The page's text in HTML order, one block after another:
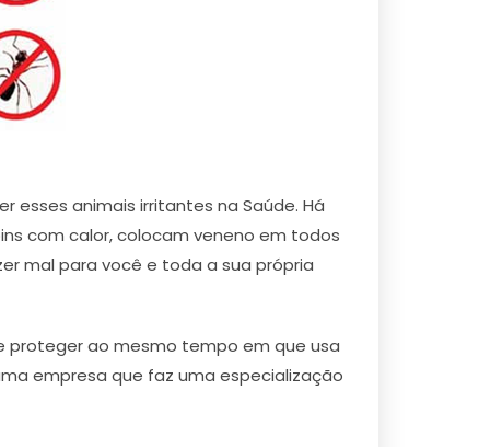
esses animais irritantes na Saúde. Há
com calor, colocam veneno em todos
mal para você e toda a sua própria
proteger ao mesmo tempo em que usa
empresa que faz uma especialização